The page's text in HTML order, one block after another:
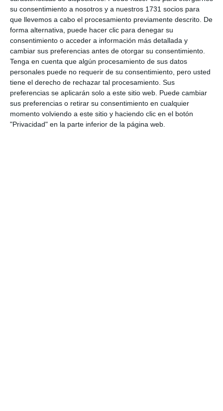
su consentimiento a nosotros y a nuestros 1731 socios para
que llevemos a cabo el procesamiento previamente descrito. De
forma alternativa, puede hacer clic para denegar su
consentimiento o acceder a información más detallada y
cambiar sus preferencias antes de otorgar su consentimiento.
Tenga en cuenta que algún procesamiento de sus datos
personales puede no requerir de su consentimiento, pero usted
tiene el derecho de rechazar tal procesamiento. Sus
preferencias se aplicarán solo a este sitio web. Puede cambiar
sus preferencias o retirar su consentimiento en cualquier
momento volviendo a este sitio y haciendo clic en el botón
"Privacidad" en la parte inferior de la página web.
Comparte esta noticia desde el siguiente enlace:
https://mijascom.com/?a=37986
CURSO FOTOGRAFÍA NUEVO ENFOQUE CARLOS DURÁN